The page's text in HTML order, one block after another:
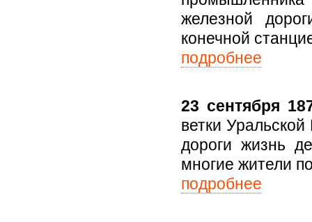
железной
конечной
подробнее
23 сентября
ветки
дороги жизнь
многие жители
подробнее